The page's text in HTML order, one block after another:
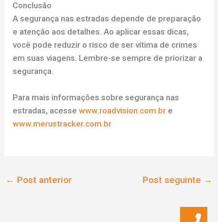
Conclusão
A segurança nas estradas depende de preparação
e atenção aos detalhes. Ao aplicar essas dicas,
você pode reduzir o risco de ser vítima de crimes
em suas viagens. Lembre-se sempre de priorizar a
segurança.
Para mais informações sobre segurança nas
estradas, acessewww.roadvision.com.br e
www.merustracker.com.br
← Post anterior Post seguinte →